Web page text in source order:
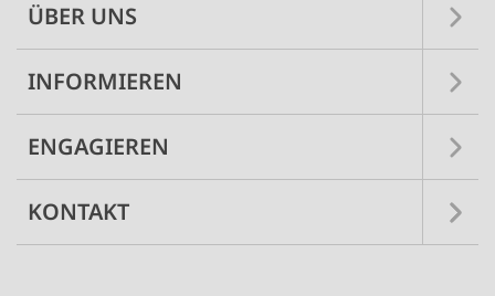
ÜBER UNS
INFORMIEREN
ENGAGIEREN
KONTAKT